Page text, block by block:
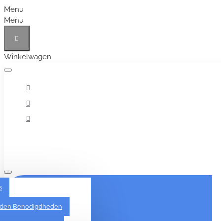
Menu
Menu
Winkelwagen
Alles
Benodigdheden